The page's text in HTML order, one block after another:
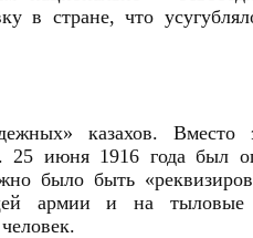
в стране, что
казахов.
25 июня 1916 года был
было быть
армии и на